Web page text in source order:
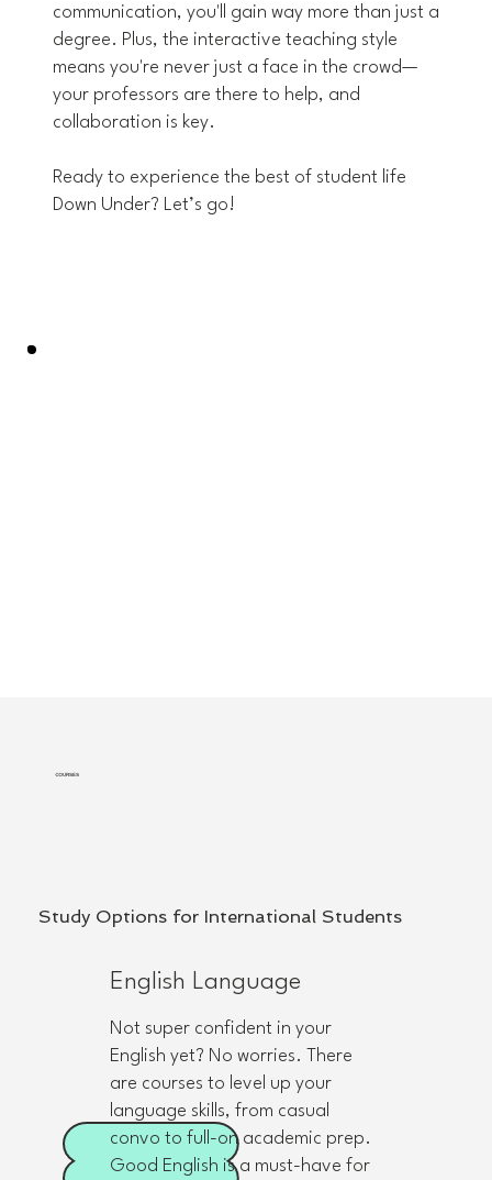
Launched in 2022, TT&T Services is
when it comes to studying abroad.
We’re here to help you navigate your
education journey in Australia from
our offices in Bangkok, Sydney, and
Melbourne.
COURSES
Study Options for International Students
English Language
Not super confident in your
English yet? No worries. There
are courses to level up your
language skills, from casual
convo to full-on academic prep.
Good English is a must-have for
communication, you'll gain way more than just a
degree. Plus, the interactive teaching style
means you're never just a face in the crowd—
your professors are there to help, and
collaboration is key.
Ready to experience the best of student life
Down Under? Let’s go!